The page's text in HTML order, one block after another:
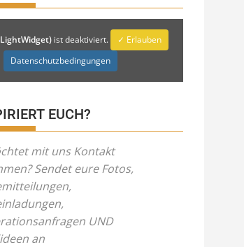
ist deaktiviert.
✓ Erlauben
Datenschutzbedingungen
EUCH?
mit uns Kontakt
Sendet eure Fotos,
UND
an